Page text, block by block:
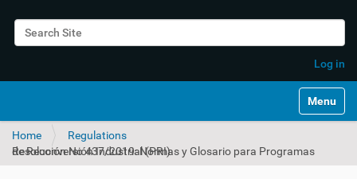
Search Site
Log in
Toggle
Home
Regulations
Resolución No 437/2019: Normas y Glosario para Programas de Reconversión Industrial (PRI)